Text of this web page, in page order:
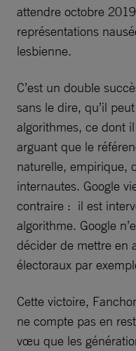
attendre octobre
représentations
lesbienne.
C’est un double
sans le dire, qu’il
algorithmes, ce dont
arguant que le
naturelle, empirique,
internautes. Google
contraire : il est
algorithme. Google
décider de mettre en
électoraux par
Cette victoire,
ne compte pas en
vœu que les